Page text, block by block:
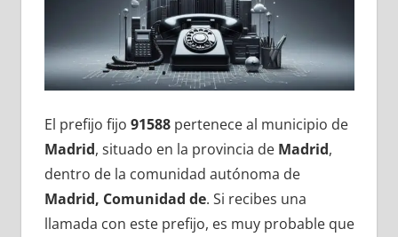
El prefijo fijo 91588pertenece al municipio dе
Madrid, situado en la provincia dе Madrid,
dentro dе la comunidad autónoma dе
Madrid, Comunidad de. Si recibes una
llamada сοn еstе prefijo, es muy probable quе